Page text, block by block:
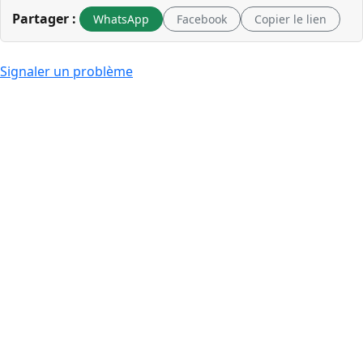
Partager : WhatsApp Facebook Copier le lien
Signaler un problème